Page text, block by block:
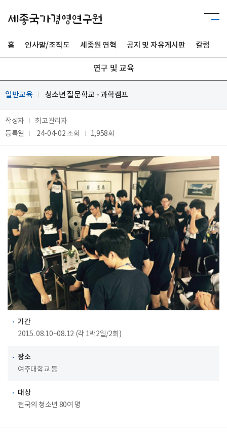
홈 인사말/조직도 세종원 연혁 공지 및 자유게시판 칼럼
연구 및 교육
일반교육 청소년 질문학교 - 과학캠프
작성자
최고관리자
등록일
24-04-02조회 1,958회
기간
2015. 08.10~08.12 (각 1박2일/2회)
장소
여주대학교 등
대상
전국의 청소년 80여 명